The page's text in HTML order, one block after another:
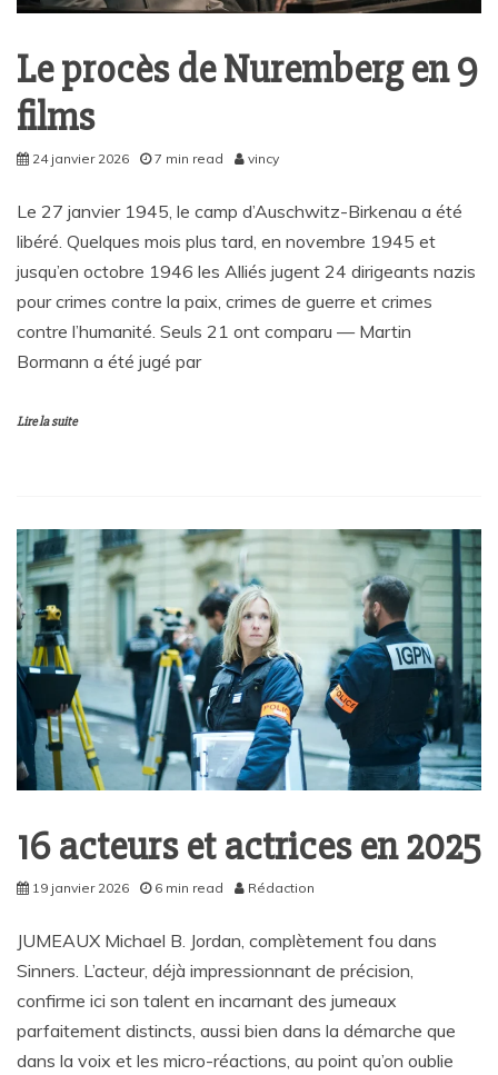
Le procès de Nuremberg en 9
films
24 janvier 2026 7 min read vincy
Le 27 janvier 1945, le camp d’Auschwitz-Birkenau a été
libéré. Quelques mois plus tard, en novembre 1945 et
jusqu’en octobre 1946 les Alliés jugent 24 dirigeants nazis
pour crimes contre la paix, crimes de guerre et crimes
contre l’humanité. Seuls 21 ont comparu — Martin
Bormann a été jugé par
Lire la suite
16 acteurs et actrices en 2025
19 janvier 2026 6 min read Rédaction
JUMEAUX Michael B. Jordan, complètement fou dans
Sinners. L’acteur, déjà impressionnant de précision,
confirme ici son talent en incarnant des jumeaux
parfaitement distincts, aussi bien dans la démarche que
dans la voix et les micro-réactions, au point qu’on oublie